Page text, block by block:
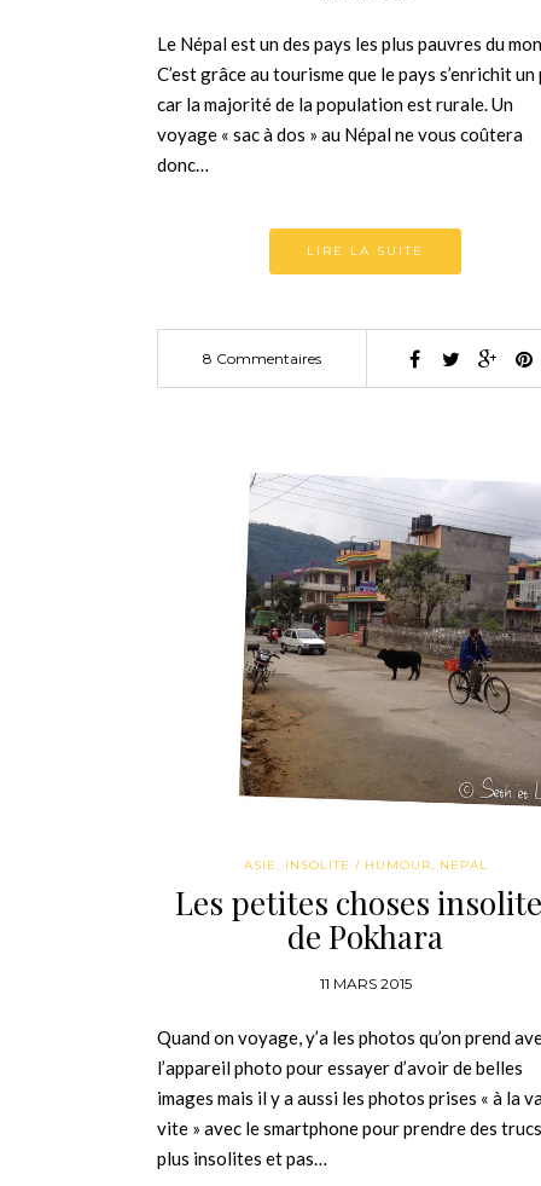
Le Népal est un des pays les plus pauvres du
C’est grâce au tourisme que le pays s’enrichit un
car la majorité de la population est rurale. Un
voyage « sac à dos » au Népal ne vous coûtera
donc…
LIRE LA SUITE
8 Commentaires
ASIE INSOLITE / HUMOUR NEPAL
Les petites choses
de Pokhara
11 MARS 2015
Quand on voyage, y’a les photos qu’on prend
l’appareil photo pour essayer d’avoir de belles
images mais il y a aussi les photos prises « à la
vite » avec le smartphone pour prendre des trucs
plus insolites et pas…